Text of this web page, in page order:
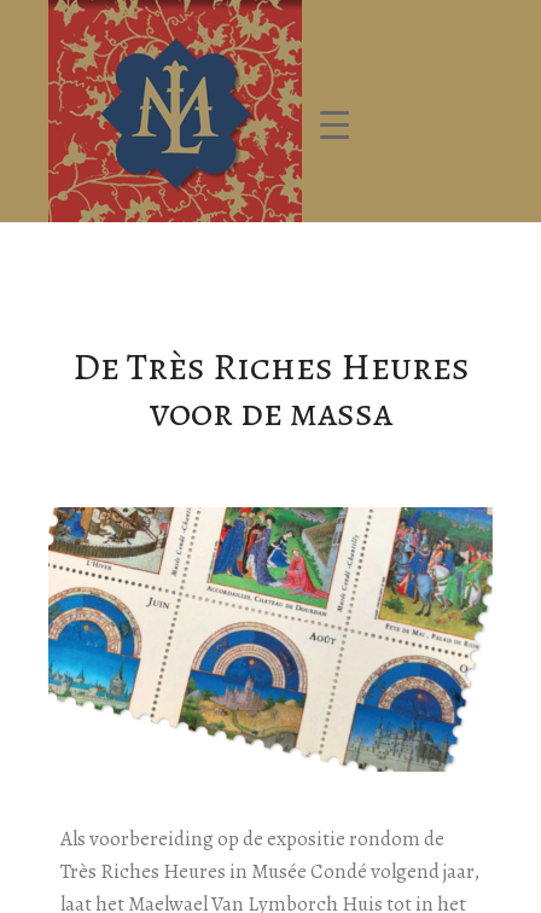
De Très Riches Heures
voor de massa
Als voorbereiding op de expositie rondom de
Très Riches Heures in Musée Condé volgend jaar,
laat het Maelwael Van Lymborch Huis tot in het